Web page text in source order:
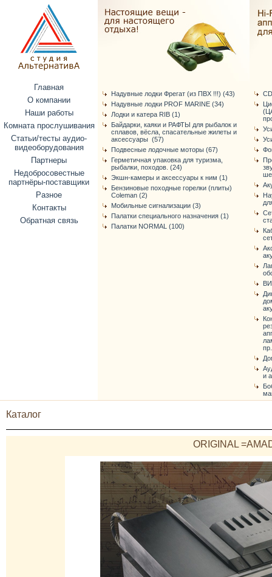
Главная
О компании
Наши работы
Комната прослушивания
Статьи/тесты аудио-
видеоборудования
Партнеры
Недобросовестные
партнёры-поставщики
Разное
Контакты
Обратная связь
Надувные лодки Фрегат (из ПВХ !!!) (43)
Надувные лодки PROF MARINE (34)
Лодки и катера RIB (1)
Байдарки, каяки и РАФТЫ для рыбалок и
сплавов, вёсла, спасательные жилеты и
аксессуары (57)
Подвесные лодочные моторы (67)
Герметичная упаковка для туризма,
рыбалки, походов. (24)
Экшн-камеры и аксессуары к ним (1)
Бензиновые походные горелки (плиты)
Coleman (2)
Мобильные сигнализации (3)
Палатки специального назначения (1)
Палатки NORMAL (100)
и
Каталог
ORIGINAL